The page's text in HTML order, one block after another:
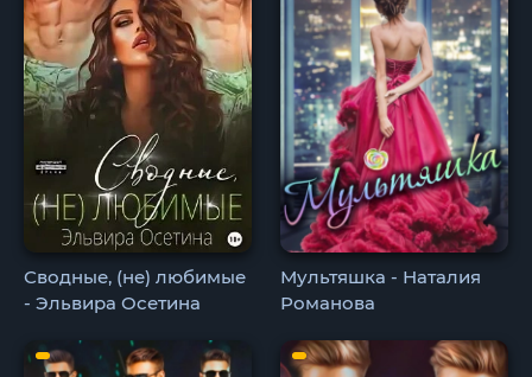
Сводные, (не) любимые
- Эльвира Осетина
Мультяшка - Наталия
Романова